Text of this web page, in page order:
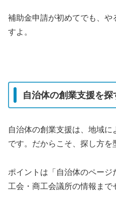
補助金申請が初めてでも、
すよ。
自治体の創業支援を探
自治体の創業支援は、地域
です。だからこそ、探し方を
ポイントは「自治体のペー
工会・商工会議所の情報まで